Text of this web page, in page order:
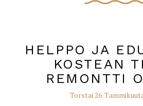
HELPPO JA
KOSTEAN
REMONTTI
Torstai 26.